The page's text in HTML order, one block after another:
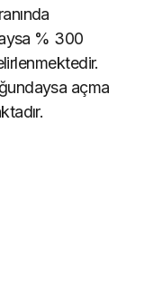
% 300
açma